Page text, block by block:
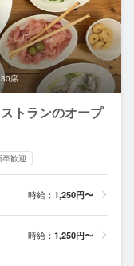
30席
トランのオープ
卒歓迎
時給： 1,250円〜
時給： 1,250円〜